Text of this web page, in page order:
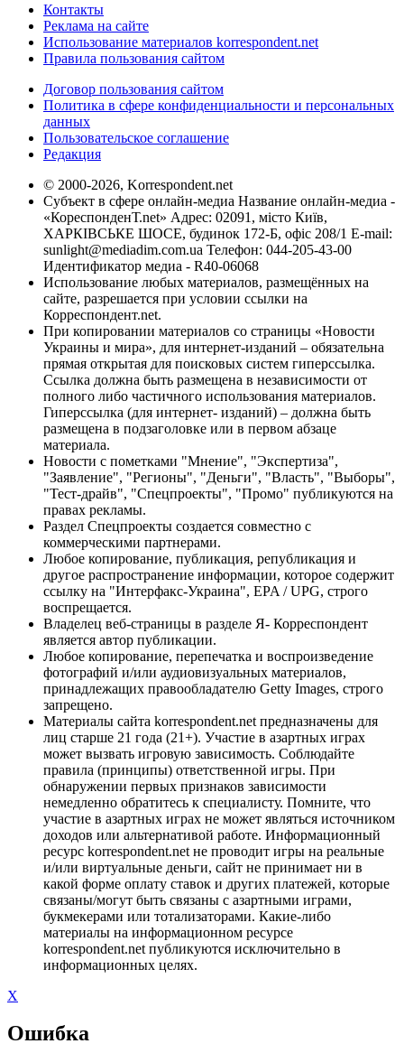
Контакты
Реклама на сайте
Использование материалов korrespondent.net
Правила пользования сайтом
Договор пользования сайтом
Политика в сфере конфиденциальности и персональных
данных
Пользовательское соглашение
Редакция
© 2000-2026, Korrespondent.net
Субъект в сфере онлайн-медиа Название онлайн-медиа -
«КореспонденТ.net» Адрес: 02091, місто Київ,
ХАРКІВСЬКЕ ШОСЕ, будинок 172-Б, офіс 208/1 E-mail:
sunlight@mediadim.com.ua Телефон: 044-205-43-00
Идентификатор медиа - R40-06068
Использование любых материалов, размещённых на
сайте, разрешается при условии ссылки на
Корреспондент.net.
При копировании материалов со страницы «Новости
Украины и мира», для интернет-изданий – обязательна
прямая открытая для поисковых систем гиперссылка.
Ссылка должна быть размещена в независимости от
полного либо частичного использования материалов.
Гиперссылка (для интернет- изданий) – должна быть
размещена в подзаголовке или в первом абзаце
материала.
Новости с пометками "Мнение", "Экспертиза",
"Заявление", "Регионы", "Деньги", "Власть", "Выборы",
"Тест-драйв", "Спецпроекты", "Промо" публикуются на
правах рекламы.
Раздел Спецпроекты создается совместно с
коммерческими партнерами.
Любое копирование, публикация, републикация и
другое распространение информации, которое содержит
ссылку на "Интерфакс-Украина", EPA / UPG, строго
воспрещается.
Владелец веб-страницы в разделе Я- Корреспондент
является автор публикации.
Любое копирование, перепечатка и воспроизведение
фотографий и/или аудиовизуальных материалов,
принадлежащих правообладателю Getty Images, строго
запрещено.
Материалы сайта korrespondent.net предназначены для
лиц старше 21 года (21+). Участие в азартных играх
может вызвать игровую зависимость. Соблюдайте
правила (принципы) ответственной игры. При
обнаружении первых признаков зависимости
немедленно обратитесь к специалисту. Помните, что
участие в азартных играх не может являться источником
доходов или альтернативой работе. Информационный
ресурс korrespondent.net не проводит игры на реальные
и/или виртуальные деньги, сайт не принимает ни в
какой форме оплату ставок и других платежей, которые
связаны/могут быть связаны с азартными играми,
букмекерами или тотализаторами. Какие-либо
материалы на информационном ресурсе
korrespondent.net публикуются исключительно в
информационных целях.
X
Ошибка